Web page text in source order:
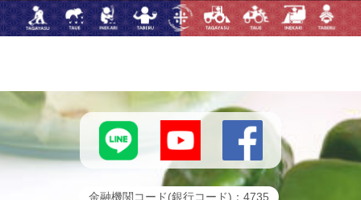
金融機関コード(銀行コード)：4735